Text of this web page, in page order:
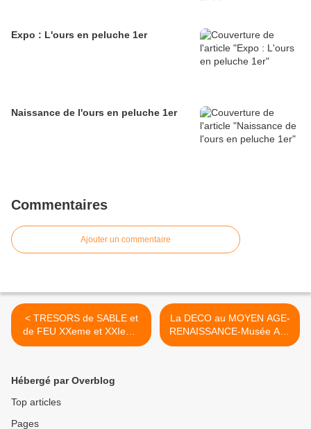
Expo : L'ours en peluche 1er
Naissance de l'ours en peluche 1er
Commentaires
Ajouter un commentaire
< TRESORS de SABLE et
de FEU XXeme et XXIeme
siècle - Musée Arts
La DECO au MOYEN AGE-
RENAISSANCE-Musée Arts
Décoratifs -1er >
Hébergé par Overblog
Top articles
Pages